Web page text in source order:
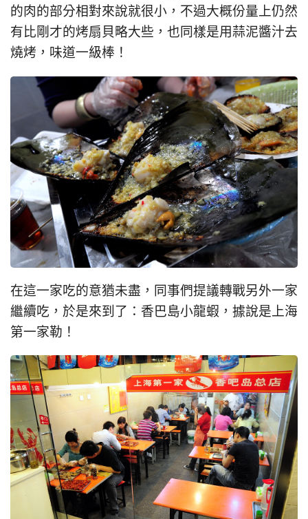
的肉的部分相對來說就很小，不過大概份量上仍然
有比剛才的烤扇貝略大些，也同樣是用蒜泥醬汁去
燒烤，味道一級棒！
在這一家吃的意猶未盡，同事們提議轉戰另外一家
繼續吃，於是來到了：香巴島小龍蝦，據說是上海
第一家勒！